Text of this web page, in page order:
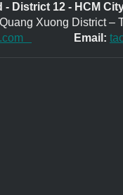
District 12 - HCM
Xuong District
Email: